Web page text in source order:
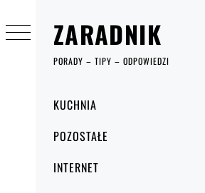
ZARADNIK
PORADY – TIPY – ODPOWIEDZI
główneKUCHNIA
POZOSTAŁE
INTERNET
do
treści